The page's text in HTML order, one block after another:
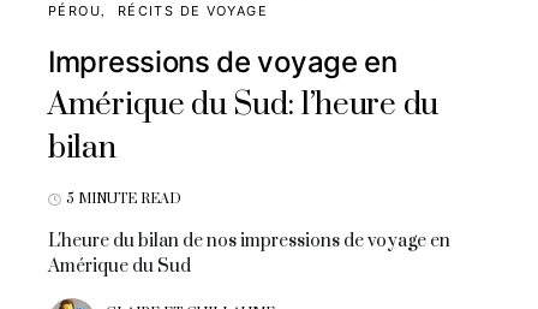
PÉROU
RÉCITS DE VOYAGE
Impressions de voyage en
Amérique du Sud: l’heure du
bilan
5 MINUTE READ
L'heure du bilan de nos impressions de voyage en
Amérique du Sud